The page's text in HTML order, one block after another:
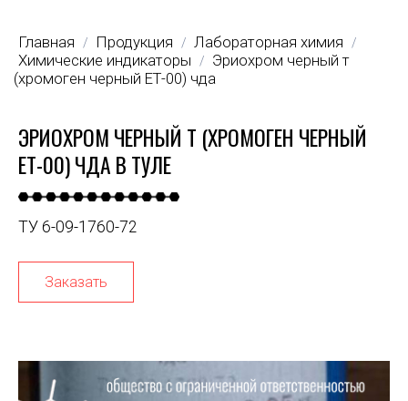
Главная / Продукция / Лабораторная химия /
Химические индикаторы /
Эриохром черный т
(хромоген черный ЕТ-00) чда
ЭРИОХРОМ ЧЕРНЫЙ Т (ХРОМОГЕН ЧЕРНЫЙ
ЕТ-00) ЧДА В ТУЛЕ
ТУ 6-09-1760-72
Заказать